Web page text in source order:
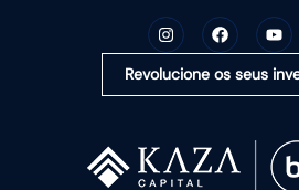
Revolucione os seus